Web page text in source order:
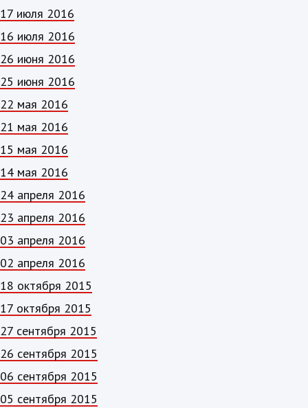
17 июля 2016
16 июля 2016
26 июня 2016
25 июня 2016
22 мая 2016
21 мая 2016
15 мая 2016
14 мая 2016
24 апреля 2016
23 апреля 2016
03 апреля 2016
02 апреля 2016
18 октября 2015
17 октября 2015
27 сентября 2015
26 сентября 2015
06 сентября 2015
05 сентября 2015